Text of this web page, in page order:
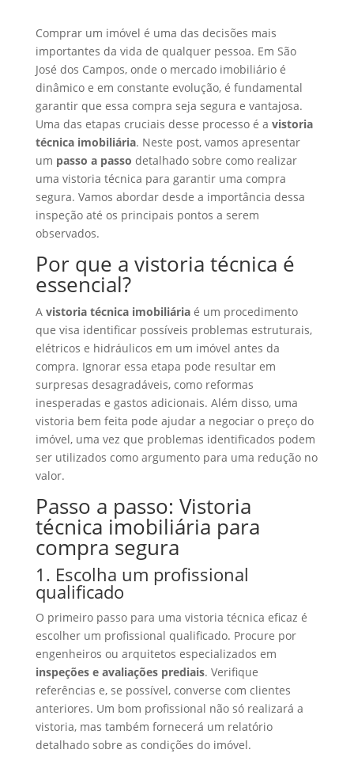
Comprar um imóvel é uma das decisões mais
importantes da vida de qualquer pessoa. Em São
José dos Campos, onde o mercado imobiliário é
dinâmico e em constante evolução, é fundamental
garantir que essa compra seja segura e vantajosa.
Uma das etapas cruciais desse processo é a vistoria
técnica imobiliária. Neste post, vamos apresentar
um passo a passo detalhado sobre como realizar
uma vistoria técnica para garantir uma compra
segura. Vamos abordar desde a importância dessa
inspeção até os principais pontos a serem
observados.
Por que a vistoria técnica é
essencial?
A vistoria técnica imobiliáriaé um procedimento
que visa identificar possíveis problemas estruturais,
elétricos e hidráulicos em um imóvel antes da
compra. Ignorar essa etapa pode resultar em
surpresas desagradáveis, como reformas
inesperadas e gastos adicionais. Além disso, uma
vistoria bem feita pode ajudar a negociar o preço do
imóvel, uma vez que problemas identificados podem
ser utilizados como argumento para uma redução no
valor.
Passo a passo: Vistoria
técnica imobiliária para
compra segura
1. Escolha um profissional
qualificado
O primeiro passo para uma vistoria técnica eficaz é
escolher um profissional qualificado. Procure por
engenheiros ou arquitetos especializados em
inspeções e avaliações prediais. Verifique
referências e, se possível, converse com clientes
anteriores. Um bom profissional não só realizará a
vistoria, mas também fornecerá um relatório
detalhado sobre as condições do imóvel.